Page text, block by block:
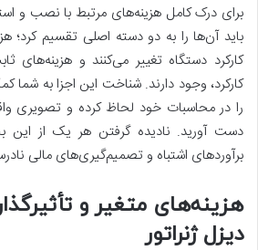
برای درک کامل هزینه‌های مرتبط با نصب و
باید آن‌ها را به دو دسته اصلی تقسیم کرد؛
کارکرد دستگاه تغییر می‌کنند و
کارکرد، وجود دارند. شناخت این اجزا به شما
را در محاسبات خود لحاظ کرده و تصویری
دست آورید. نادیده گرفتن هر یک از این
برآوردهای اشتباه و تصمیم‌گیری‌های مالی
هزینه‌های متغیر و
دیزل ژنراتور